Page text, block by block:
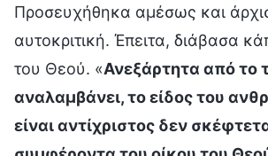
Προσευχήθηκα αμέσως και
αυτοκριτική. Έπειτα, διάβασα
του Θεού. «Ανεξάρτητα από το
αναλαμβάνει, το είδος του
είναι αντίχριστος δεν